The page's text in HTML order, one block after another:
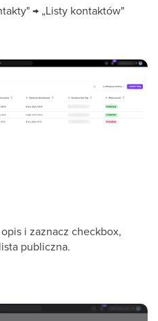
→ „Listy kontaktów"
i zaznacz checkbox,
publiczna.